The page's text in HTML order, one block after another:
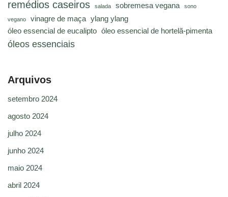
remédios caseiros salada sobremesa vegana sono
vegano vinagre de maça ylang ylang
óleo essencial de eucalipto óleo essencial de hortelã-pimenta
óleos essenciais
Arquivos
setembro 2024
agosto 2024
julho 2024
junho 2024
maio 2024
abril 2024